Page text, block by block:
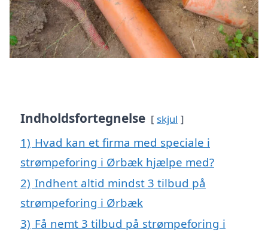
Indholdsfortegnelse skjul
1) Hvad kan et firma med speciale i
strømpeforing i Ørbæk hjælpe med?
2) Indhent altid mindst 3 tilbud på
strømpeforing i Ørbæk
3) Få nemt 3 tilbud på strømpeforing i